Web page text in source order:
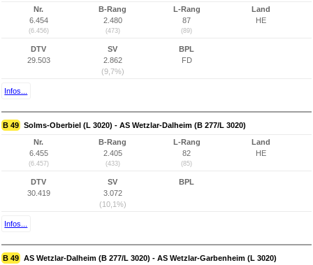
Nr.
6.454
(6.456)
B-Rang
2.480
(473)
L-Rang
87
(89)
Land
HE
DTV
29.503
SV
2.862
(9,7%)
BPL
FD
Infos...
B 49 Solms-Oberbiel (L 3020) - AS Wetzlar-Dalheim (B 277/L 3020)
Nr.
6.455
(6.457)
B-Rang
2.405
(433)
L-Rang
82
(85)
Land
HE
DTV
30.419
SV
3.072
(10,1%)
BPL
Infos...
B 49 AS Wetzlar-Dalheim (B 277/L 3020) - AS Wetzlar-Garbenheim (L 3020)